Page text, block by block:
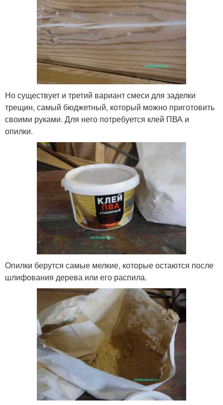
Но существует и третий вариант смеси для заделки
трещин, самый бюджетный, который можно приготовить
своими руками. Для него потребуется клей ПВА и
опилки.
Опилки берутся самые мелкие, которые остаются после
шлифования дерева или его распила.